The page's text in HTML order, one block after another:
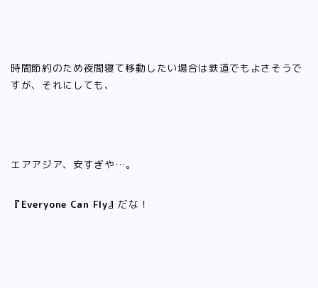
時間節約のため夜間寝て移動したい場合は鉄道でもよさそうで
すが、それにしても、
エアアジア、安すぎや…。
『Everyone Can Fly』 だな！